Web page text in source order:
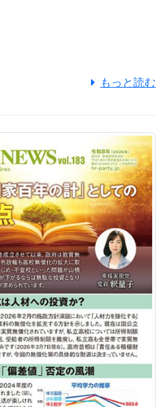
もっと読む